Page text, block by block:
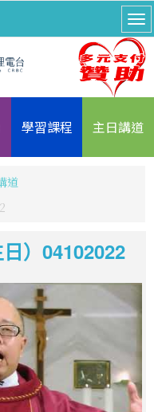
學習課程 主日講道
道
）04102022